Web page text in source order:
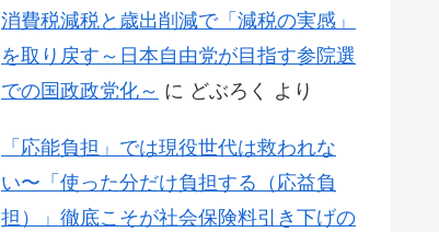
消費税減税と歳出削減で「減税の実感」
を取り戻す～日本自由党が目指す参院選
での国政政党化～ に どぶろく より
「応能負担」では現役世代は救われな
い〜「使った分だけ負担する（応益負
担）」徹底こそが社会保険料引き下げの